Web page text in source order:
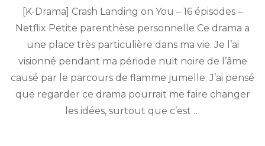
Landing
on
(2019)
[K-Drama] Crash Landing on You – 16 épisodes –
Netflix Petite parenthèse personnelle Ce drama a
une place très particulière dans ma vie. Je l’ai
visionné pendant ma période nuit noire de l’âme
causé par le parcours de flamme jumelle. J’ai pensé
que regarder ce drama pourrait me faire changer
les idées, surtout que c’est …